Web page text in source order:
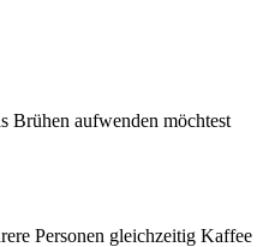
Brühen aufwenden möchtest
Personen gleichzeitig Kaffee